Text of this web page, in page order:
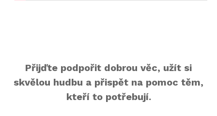
Přijďte podpořit dobrou věc, užít si
skvělou hudbu a přispět na pomoc těm,
kteří to potřebují.